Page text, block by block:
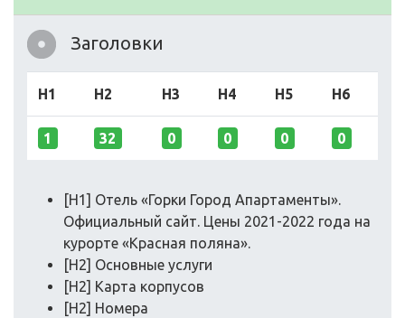
Заголовки
H1 H2 H3 H4 H5 H6
1 32 0 0 0 0
[H1] Отель «Горки Город Апартаменты».
Официальный сайт. Цены 2021-2022 года на
курорте «Красная поляна».
[H2] Основные услуги
[H2] Карта корпусов
[H2] Номера